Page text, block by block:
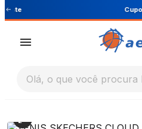
Cupom
Olá, o que você procura